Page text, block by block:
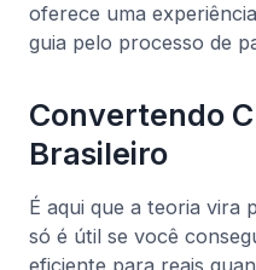
oferece uma
guia pelo processo de
Convertendo
Brasileiro
É aqui que a teoria vira
só é útil se você